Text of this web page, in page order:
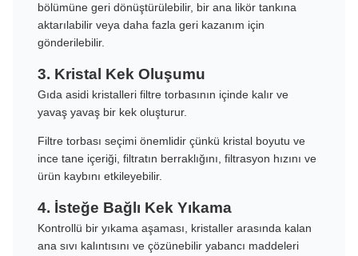
bölümüne geri dönüştürülebilir, bir ana likör tankına
aktarılabilir veya daha fazla geri kazanım için
gönderilebilir.
3. Kristal Kek Oluşumu
Gıda asidi kristalleri filtre torbasının içinde kalır ve
yavaş yavaş bir kek oluşturur.
Filtre torbası seçimi önemlidir çünkü kristal boyutu ve
ince tane içeriği, filtratın berraklığını, filtrasyon hızını ve
ürün kaybını etkileyebilir.
4. İsteğe Bağlı Kek Yıkama
Kontrollü bir yıkama aşaması, kristaller arasında kalan
ana sıvı kalıntısını ve çözünebilir yabancı maddeleri